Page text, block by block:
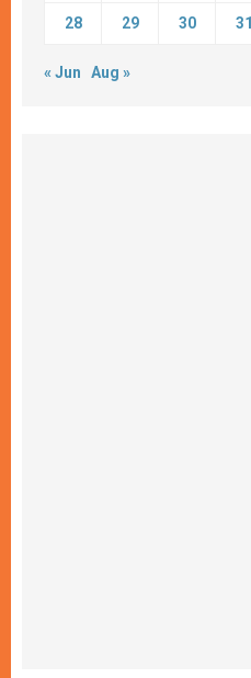
28 29 30 31
« Jun Aug »